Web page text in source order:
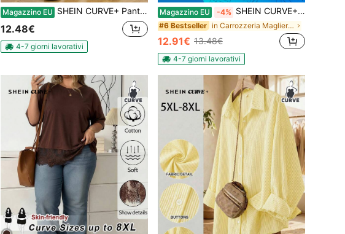
Magazzino EU SHEIN CURVE+ Pantaloni casual a vita alta e ampia con elastico per donna, pantaloni estivi e primaverili freschi per donna, pantaloni a zampa
12.48€
4-7 giorni lavorativi
Magazzino EU -4% SHEIN CURVE+ Top in maglia casual semplice da donna taglie forti, bianco, adatto per vacanze casual, uso quotidiano
#6 Bestseller in Carrozzeria Maglieria taglie forti
12.91€ 13.48€
4-7 giorni lavorativi